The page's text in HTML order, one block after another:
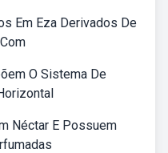
Em Eza Derivados De
O Sistema De
Néctar E Possuem